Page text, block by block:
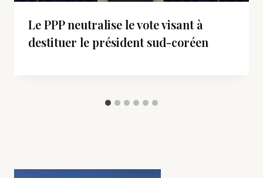
Le PPP neutralise le vote visant à
destituer le président sud-coréen